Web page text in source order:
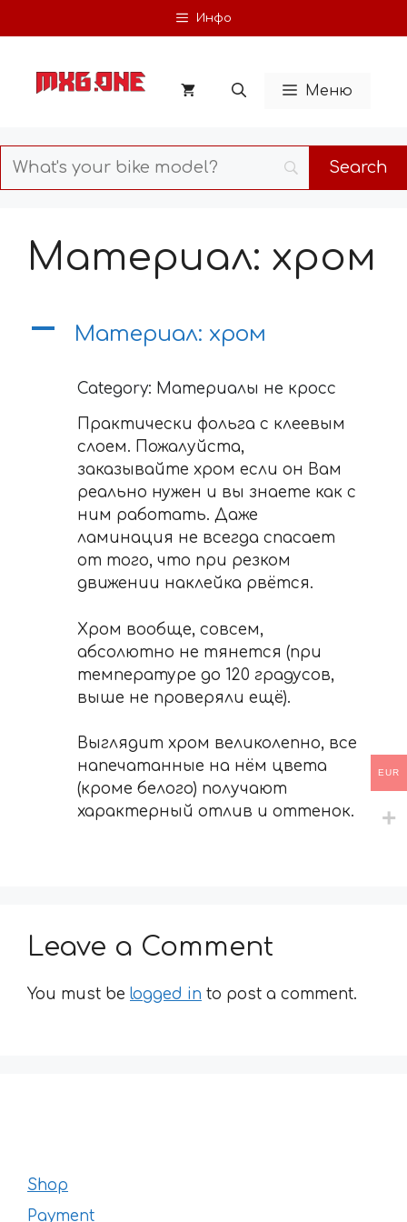
to
Инфо
Меню
Материал: хром
A Материал: хром
Category: Материалы не кросс
Практически фольга с клеевым
слоем. Пожалуйста,
заказывайте хром если он Вам
реально нужен и вы знаете как с
ним работать. Даже
ламинация не всегда спасает
от того, что при резком
движении наклейка рвётся.
Хром вообще, совсем,
абсолютно не тянется (при
температуре до 120 градусов,
выше не проверяли ещё).
Выглядит хром великолепно, все
напечатанные на нём цвета
(кроме белого) получают
характерный отлив и оттенок.
Leave a Comment
You must be logged in to post a comment.
Shop
Payment
EUR